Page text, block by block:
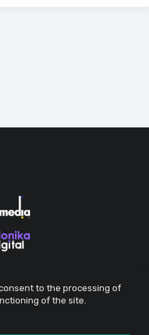
to the processing of
of the site.